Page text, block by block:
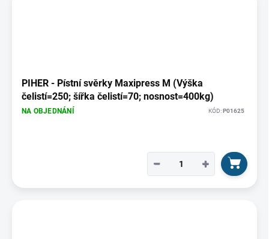
PIHER - Pístní svěrky Maxipress M (Výška
čelistí=250; šířka čelistí=70; nosnost=400kg)
NA OBJEDNÁNÍ KÓD:P01625
+
−